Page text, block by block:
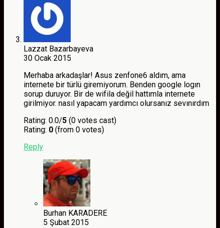
Lazzat Bazarbayeva
30 Ocak 2015
Merhaba arkadaşlar! Asus zenfone6 aldım, ama
internete bir türlü giremiyorum. Benden google logın
sorup duruyor. Bir de wifila değil hattımla internete
girilmiyor. nasıl yapacam yardımcı olursanız sevınırdım
Rating: 0.0/5 (0 votes cast)
Rating: 0 (from 0 votes)
Reply
Burhan KARADERE
5 Şubat 2015